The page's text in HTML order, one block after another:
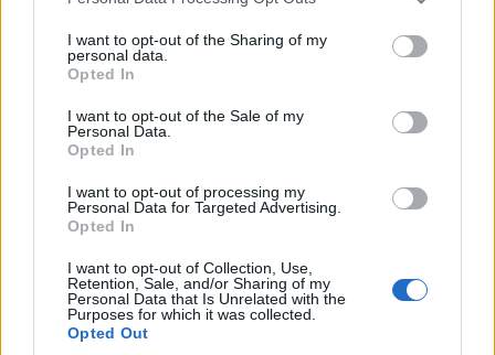
not limited to your visit or usage behaviour. You may click to
grant or deny consent to Google and its third-party tags to
use your data for below specified purposes in below Google
consent section.
I want to opt-out of the Sharing of my
personal data.
Opted In
I want to opt-out of the Sale of my
Personal Data.
Opted In
I want to opt-out of processing my
Personal Data for Targeted Advertising.
Opted In
I want to opt-out of Collection, Use,
Retention, Sale, and/or Sharing of my
Personal Data that Is Unrelated with the
Purposes for which it was collected.
Opted Out
ταξιδεύεις με τους χαρακτήρες. Είναι σαν να ζεις
μαζί τους σε ένα παράλληλο σύμπαν.